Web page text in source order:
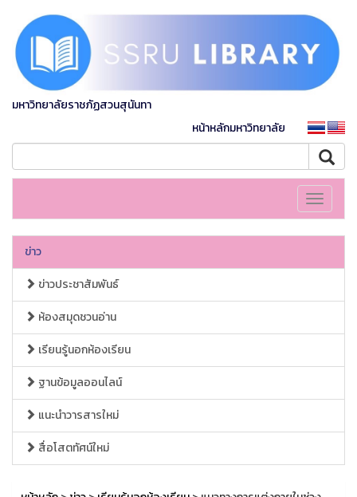
มหาวิทยาลัยราชภัฏสวนสุนันทา
หน้าหลักมหาวิทยาลัย
Toggle
ข่าว
ข่าวประชาสัมพันธ์
ห้องสมุดชวนอ่าน
เรียนรู้นอกห้องเรียน
ฐานข้อมูลออนไลน์
แนะนำวารสารใหม่
สื่อโสตทัศน์ใหม่